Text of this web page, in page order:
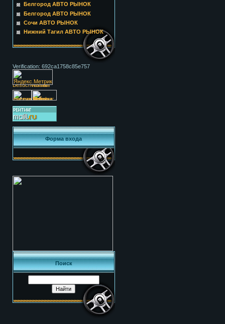
Белгород АВТО РЫНОК
Белгород АВТО РЫНОК
Сочи АВТО РЫНОК
Нижний Тагил АВТО РЫНОК
Verification: 692ca1758c85e757
Форма входа
Поиск